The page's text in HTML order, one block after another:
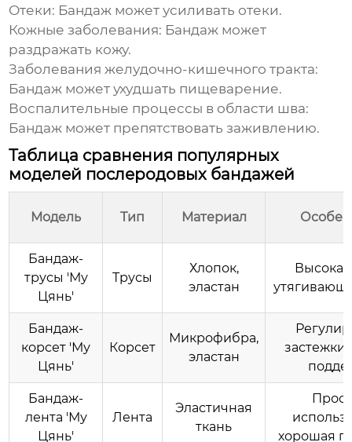
Отеки: Бандаж может усиливать отеки.
Кожные заболевания: Бандаж может
раздражать кожу.
Заболевания желудочно-кишечного тракта:
Бандаж может ухудшать пищеварение.
Воспалительные процессы в области шва:
Бандаж может препятствовать заживлению.
Таблица сравнения популярных
моделей послеродовых бандажей
Модель Тип Материал
Бандаж-
трусы 'Му
Цянь'
Трусы
Хлопок,
эластан
Бандаж-
корсет 'Му
Цянь'
Корсет
Микрофибра,
эластан
Бандаж-
лента 'Му
Цянь'
Лента
Эластичная
ткань
хорошая